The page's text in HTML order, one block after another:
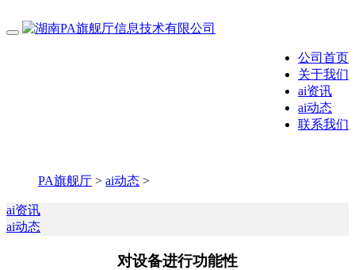
公司首页
关于我们
ai资讯
ai动态
联系我们
PA旗舰厅 > ai动态 >
ai资讯
ai动态
对设备进行功能性